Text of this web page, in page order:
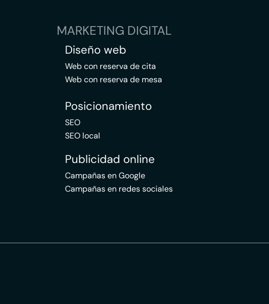
MARKETING DIGITAL
Diseño web
Web con reserva de cita
Web con reserva de mesa
Posicionamiento
SEO
SEO local
Publicidad online
Campañas en Google
Campañas en redes sociales